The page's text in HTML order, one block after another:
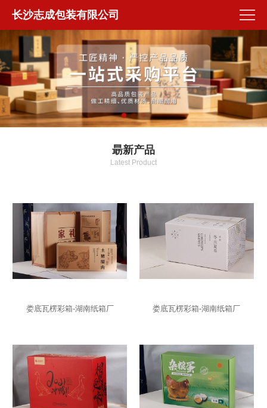
长沙志成包装有限公司
朂新产品
Latest Product
娄底瓦楞彩箱-湖南纸箱厂 娄底瓦楞彩箱-湖南纸箱厂